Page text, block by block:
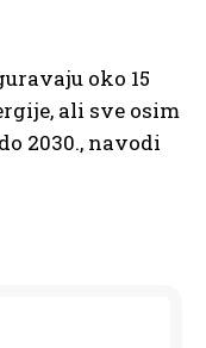
oko 15
ali sve osim
2030., navodi